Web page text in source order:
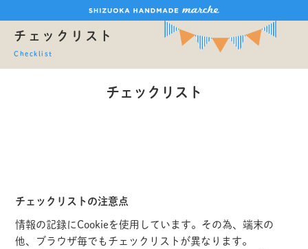
チェックリスト
Checklist
チェックリスト
チェックリストの注意点
情報の記録にCookieを使用しています。その為、端末の
他、ブラウザ毎でもチェックリストが異なります。